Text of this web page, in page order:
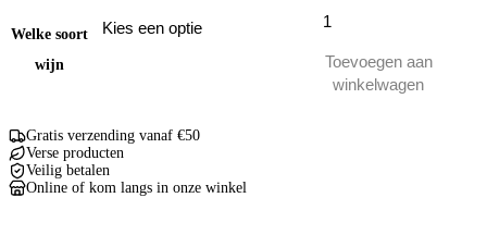
Welke soort
wijn
Chateau
Lauriga
Toevoegen aan
winkelwagen
Gratis verzending vanaf €50
Verse producten
Veilig betalen
Online of kom langs in onze winkel